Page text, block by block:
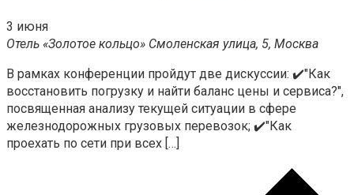
3 июня
Отель «Золотое кольцо» Смоленская улица, 5, Москва
В рамках конференции пройдут две дискуссии: ✔️"Как
восстановить погрузку и найти баланс цены и сервиса?",
посвященная анализу текущей ситуации в сфере
железнодорожных грузовых перевозок; ✔️"Как
проехать по сети при всех […]